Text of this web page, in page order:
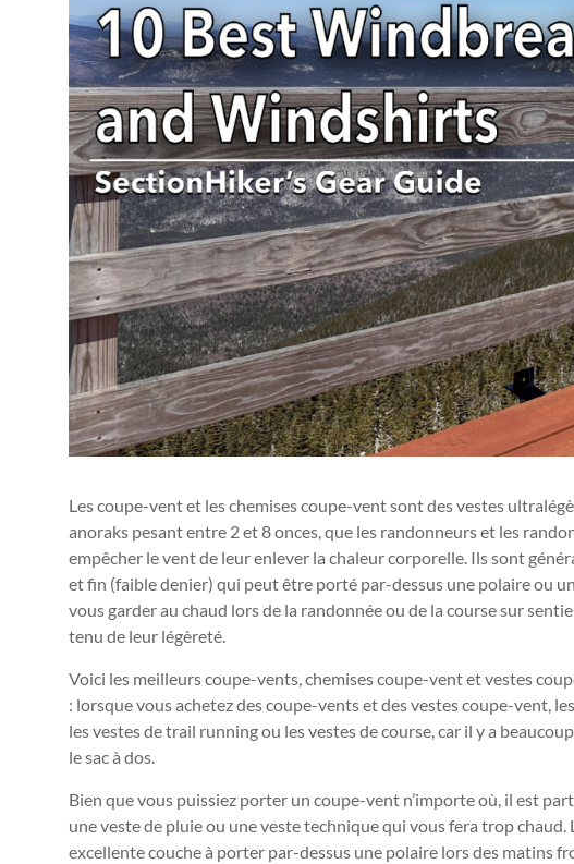
Les coupe-vent et les chemises coupe-vent sont des vestes
anoraks pesant entre 2 et 8 onces, que les randonneurs et les
empêcher le vent de leur enlever la chaleur corporelle. Ils sont
et fin (faible denier) qui peut être porté par-dessus une polaire ou
vous garder au chaud lors de la randonnée ou de la course sur
tenu de leur légèreté.
Voici les meilleurs coupe-vents, chemises coupe-vent et vestes
: lorsque vous achetez des coupe-vents et des vestes coupe-vent,
les vestes de trail running ou les vestes de course, car il y a
le sac à dos.
Bien que vous puissiez porter un coupe-vent n’importe où, il est
une veste de pluie ou une veste technique qui vous fera trop
excellente couche à porter par-dessus une polaire lors des matins